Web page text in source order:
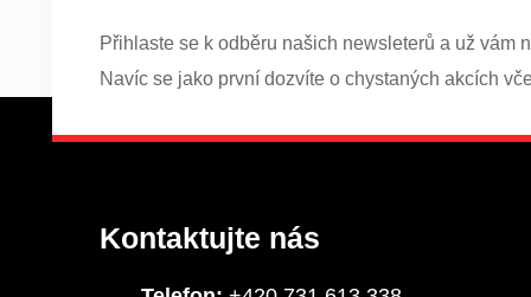
Přihlaste se k odběru našich newsleterů a už vám
Navíc se jako první dozvíte o chystaných akcích
Kontaktujte nás